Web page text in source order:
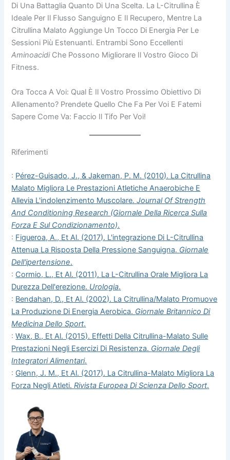
Di Una Battaglia Quanto Di Una Scelta. La L-Citrullina È
Ideale Per Il Flusso Sanguigno E Il Recupero, Mentre La
Citrullina Malato Aggiunge Un Tocco Di Energia Per Le
Sessioni Più Estenuanti. Entrambi Sono Eccellenti
AminoacidiChe Possono Migliorare Il Vostro Gioco Di
Fitness.
Ora Tocca A Voi: Qual È Il Vostro Prossimo Obiettivo Di
Allenamento? Prendete Quello Che Fa Per Voi E Fatemi
Sapere Come Va: Faccio Il Tifo Per Voi!
Riferimenti
: Pérez-Guisado, J., & Jakeman, P. M. (2010). La Citrullina
Malato Migliora Le Prestazioni Atletiche Anaerobiche E
Allevia L'indolenzimento Muscolare.Journal Of Strength
And Conditioning Research (Giornale Della Ricerca Sulla
Forza E Sul Condizionamento).
: Figueroa, A., Et Al. (2017). L'integrazione Di L-Citrullina
Attenua La Risposta Della Pressione Sanguigna. Giornale
Dell'ipertensione.
: Cormio, L., Et Al. (2011). La L-Citrullina Orale Migliora La
Durezza Dell'erezione. Urologia.
: Bendahan, D., Et Al. (2002). La Citrullina/malato Promuove
La Produzione Di Energia Aerobica. Giornale Britannico Di
Medicina Dello Sport.
:Wax, B., Et Al. (2015). Effetti Della Citrullina-Malato Sulle
Prestazioni Negli Esercizi Di Resistenza. Giornale Degli
Integratori Alimentari.
: Glenn, J. M., Et Al. (2017). La Citrullina-Malato Migliora La
Forza Negli Atleti.Rivista Europea Di Scienza Dello Sport.